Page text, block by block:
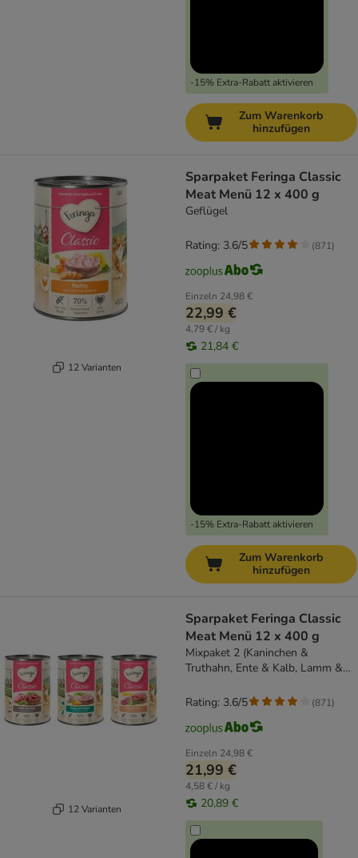
-15% Extra-Rabatt aktivieren
Zum Warenkorb
hinzufügen
12 Varianten
Sparpaket Feringa Classic
Meat Menü 12 x 400 g
Geflügel
Einzeln 24,98 €
22,99 €
4,79 € / kg
21,84 €
-15% Extra-Rabatt aktivieren
Rating: 3.6/5 (871)
Zum Warenkorb
hinzufügen
12 Varianten
Sparpaket Feringa Classic
Meat Menü 12 x 400 g
Mixpaket 2 (Kaninchen &
Truthahn, Ente & Kalb, Lamm &
Einzeln 24,98 €
21,99 €
4,58 € / kg
20,89 €
Rating: 3.6/5 (871)